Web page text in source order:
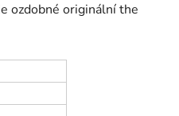
ozdobné originální the